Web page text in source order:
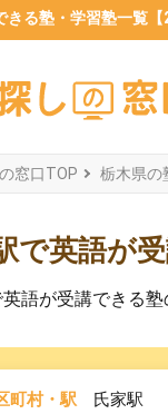
きる塾・学習塾一覧【
窓口TOP 栃木県の
で英語が
語が受講できる
町村・駅 氏家駅